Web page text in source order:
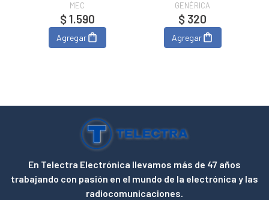
MEC
$ 1.590
Agregar
GENÉRICA
$ 320
Agregar
En Telectra Electrónica llevamos más de 47 años
trabajando con pasión en el mundo de la electrónica y las
radiocomunicaciones.